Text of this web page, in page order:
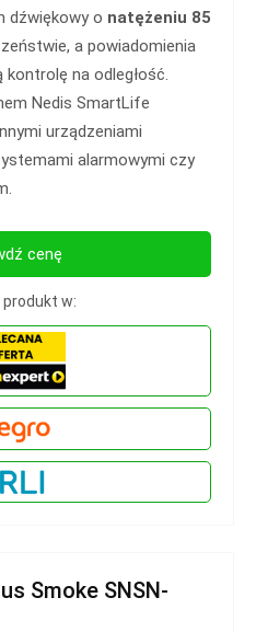
dźwiękowy o natężeniu 85
a powiadomienia
na odległość.
Nedis SmartLife
urządzeniami
alarmowymi czy
cenę
w:
Smoke SNSN-